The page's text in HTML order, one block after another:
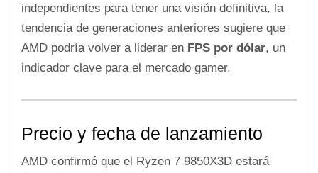
independientes para tener una visión definitiva, la
tendencia de generaciones anteriores sugiere que
AMD podría volver a liderar en FPS por dólar, un
indicador clave para el mercado gamer.
Precio y fecha de lanzamiento
AMD confirmó que el Ryzen 7 9850X3D estará